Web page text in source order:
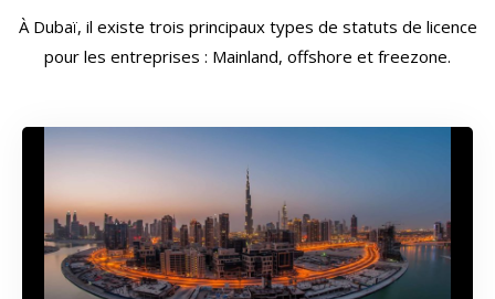
À Dubaï, il existe trois principaux types de statuts de licence
pour les entreprises : Mainland, offshore et freezone.